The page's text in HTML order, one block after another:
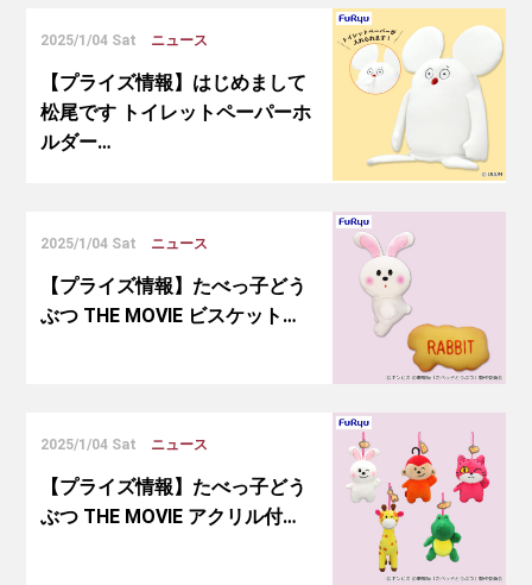
2025/1/04 Sat ニュース
【プライズ情報】はじめまして
松尾です トイレットペーパーホ
ルダー…
2025/1/04 Sat ニュース
【プライズ情報】たべっ子どう
ぶつ THE MOVIE ビスケット…
2025/1/04 Sat ニュース
【プライズ情報】たべっ子どう
ぶつ THE MOVIE アクリル付…